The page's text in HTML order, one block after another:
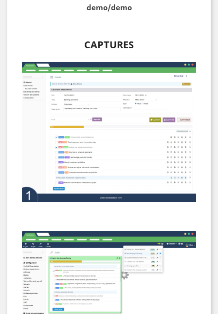
demo/demo
CAPTURES